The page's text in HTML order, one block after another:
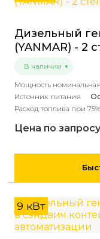
Дизельный
(YANMAR) - 2
В наличии
Мощность номинальная
Источник питания
Расход топлива при
Цена по запросу
9 кВт